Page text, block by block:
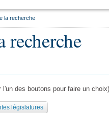
la recherche
recherche
l'un des boutons pour faire un choix)
législatures